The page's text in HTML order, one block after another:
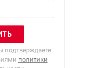
подтверждаете
политики